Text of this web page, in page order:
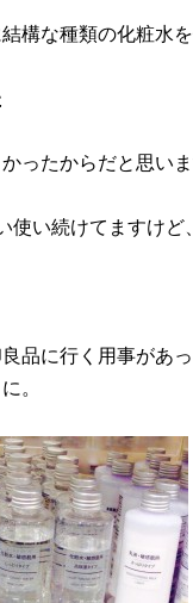
構な種類の化粧水
ったからだと思い
使い続けてますけど
品に行く用事があ
。